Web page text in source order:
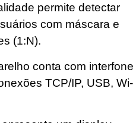
permite detectar
com máscara e
(1:N).
conta com interfone
TCP/IP, USB, Wi-